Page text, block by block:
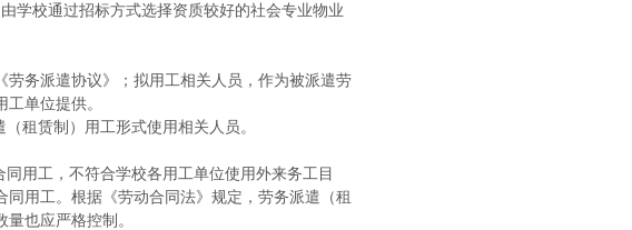
学校通过招标方式选择资质较好的社会专业物业
务派遣协议》；拟用工相关人员，作为被派遣劳
单位提供。
租赁制）用工形式使用相关人员。
用工，不符合学校各用工单位使用外来务工目
用工。根据《劳动合同法》规定，劳务派遣（租
也应严格控制。